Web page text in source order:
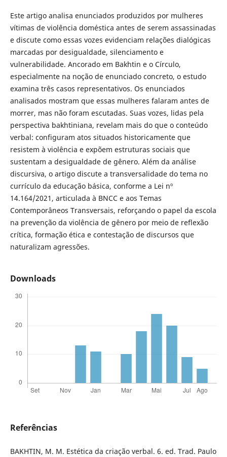
Este artigo analisa enunciados produzidos por mulheres
vítimas de violência doméstica antes de serem assassinadas
e discute como essas vozes evidenciam relações dialógicas
marcadas por desigualdade, silenciamento e
vulnerabilidade. Ancorado em Bakhtin e o Círculo,
especialmente na noção de enunciado concreto, o estudo
examina três casos representativos. Os enunciados
analisados mostram que essas mulheres falaram antes de
morrer, mas não foram escutadas. Suas vozes, lidas pela
perspectiva bakhtiniana, revelam mais do que o conteúdo
verbal: configuram atos situados historicamente que
resistem à violência e expõem estruturas sociais que
sustentam a desigualdade de gênero. Além da análise
discursiva, o artigo discute a transversalidade do tema no
currículo da educação básica, conforme a Lei nº
14.164/2021, articulada à BNCC e aos Temas
Contemporâneos Transversais, reforçando o papel da escola
na prevenção da violência de gênero por meio de reflexão
crítica, formação ética e contestação de discursos que
naturalizam agressões.
Downloads
Referências
BAKHTIN, M. M. Estética da criação verbal. 6. ed. Trad. Paulo